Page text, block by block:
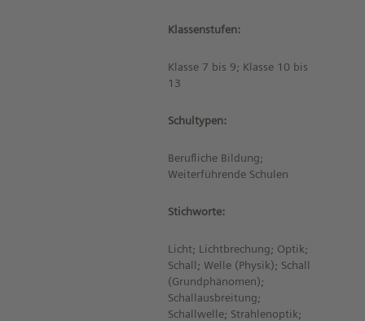
Klassenstufen:
Klasse 7 bis 9; Klasse 10 bis
13
Schultypen:
Berufliche Bildung;
Weiterführende Schulen
Stichworte:
Licht; Lichtbrechung; Optik;
Schall; Welle (Physik); Schall
(Grundphänomen);
Schallausbreitung;
Schallwelle; Strahlenoptik;